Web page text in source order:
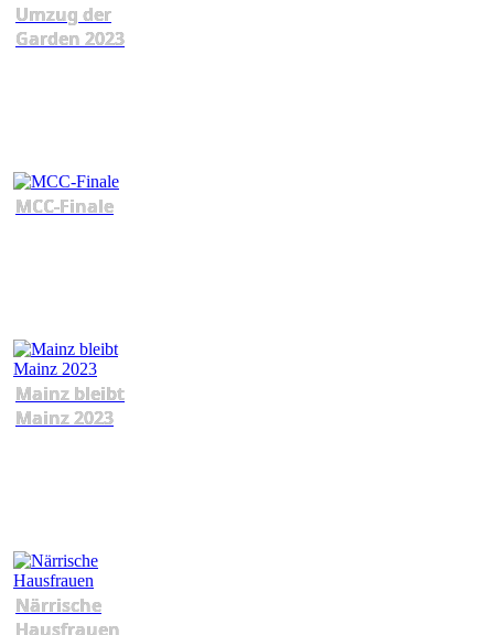
Umzug der
Garden 2023
MCC-Finale
Mainz bleibt
Mainz 2023
Närrische
Hausfrauen